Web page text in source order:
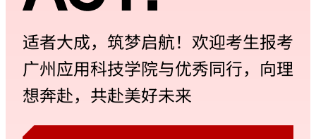
适者大成，筑梦启航！欢迎考生报考
广州应用科技学院与优秀同行，向理
想奔赴，共赴美好未来